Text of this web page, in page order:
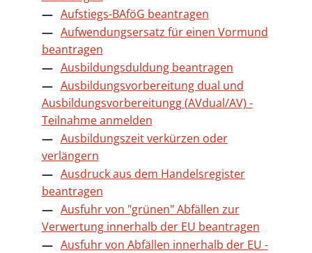
Aufstiegs-BAföG beantragen
Aufwendungsersatz für einen Vormund
beantragen
Ausbildungsduldung beantragen
Ausbildungsvorbereitung dual und
Ausbildungsvorbereitungg (AVdual/AV) -
Teilnahme anmelden
Ausbildungszeit verkürzen oder
verlängern
Ausdruck aus dem Handelsregister
beantragen
Ausfuhr von "grünen" Abfällen zur
Verwertung innerhalb der EU beantragen
Ausfuhr von Abfällen innerhalb der EU -